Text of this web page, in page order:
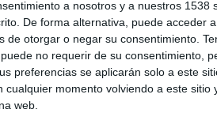
a nosotros y a nuestros
De forma alternativa, puede acceder
de otorgar o negar su consentimiento.
no requerir de su consentimiento,
preferencias se aplicarán solo a este
cualquier momento volviendo a este
web.
SHARE ENVIAR